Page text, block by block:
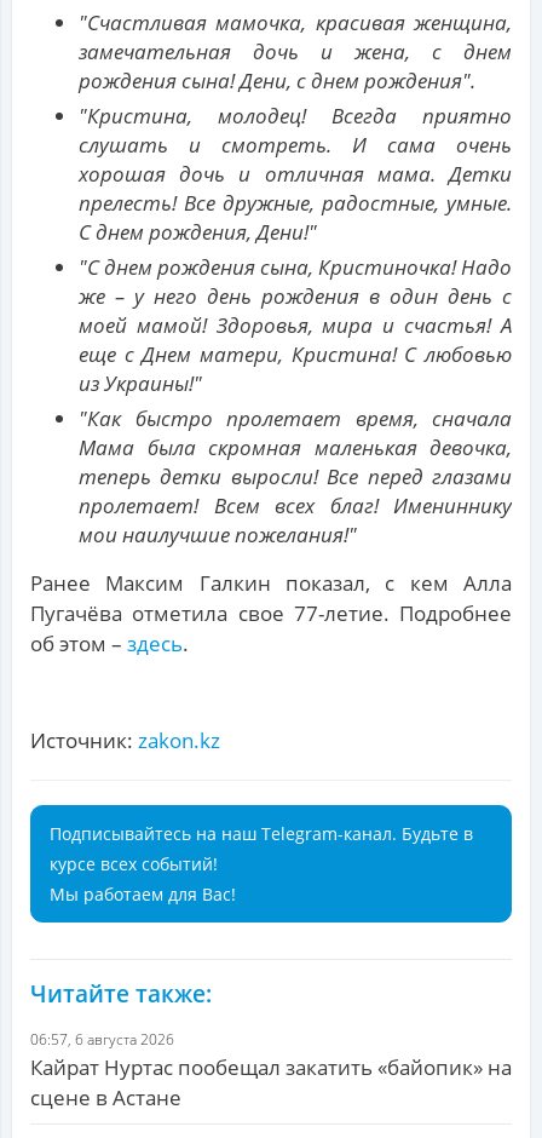
"Счастливая мамочка, красивая женщина,
замечательная дочь и жена, с днем
рождения сына! Дени, с днем рождения".
"Кристина, молодец! Всегда приятно
слушать и смотреть. И сама очень
хорошая дочь и отличная мама. Детки
прелесть! Все дружные, радостные, умные.
С днем рождения, Дени!"
"С днем рождения сына, Кристиночка! Надо
же – у него день рождения в один день с
моей мамой! Здоровья, мира и счастья! А
еще с Днем матери, Кристина! С любовью
из Украины!"
"Как быстро пролетает время, сначала
Мама была скромная маленькая девочка,
теперь детки выросли! Все перед глазами
пролетает! Всем всех благ! Имениннику
мои наилучшие пожелания!"
Ранее Максим Галкин показал, с кем Алла
Пугачёва отметила свое 77-летие. Подробнее
об этом – здесь.
Источник: zakon.kz
Подписывайтесь на наш Telegram-канал. Будьте в
курсе всех событий!
Мы работаем для Вас!
Читайте также:
06:57, 6 августа 2026
Кайрат Нуртас пообещал закатить «байопик» на
сцене в Астане